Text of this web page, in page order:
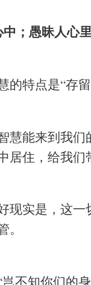
；愚昧人心
的特点是“存
慧能来到我
居住，给我们
现实是，这
不知你们的